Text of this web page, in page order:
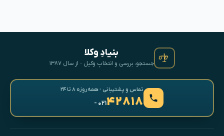
بنیادِ وکلا
جستجو، بررسی و انتخابِ وکیل · از سال ۱۳۸۷
تماس و پشتیبانی · همه‌روزه ۸ تا ۲۴
۴۲۸۱۸- ۰۲۱